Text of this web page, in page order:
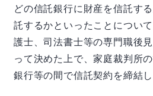
どの信託銀行に財産を信託す
託するかといったことについ
護士、司法書士等の専門職後
って決めた上で、家庭裁判所
銀行等の間で信託契約を締結し